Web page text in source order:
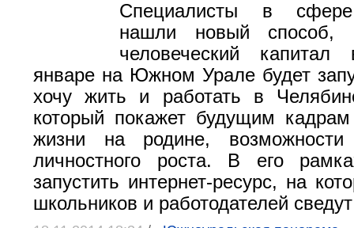
Специалисты в сфере
нашли новый способ,
человеческий
январе на Южном Урале будет
хочу жить и работать в
который покажет будущим
жизни на родине, возможности
личностного роста. В его
запустить интернет-ресурс, на
школьников и работодателей